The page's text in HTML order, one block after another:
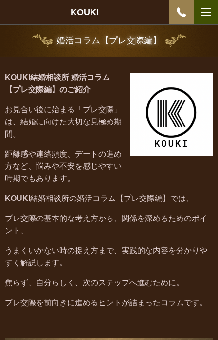
KOUKI
婚活コラム【プレ交際編】
KOUKI 結婚相談所 婚活コラム
【プレ交際編】のご紹介
お見合い後に始まる「プレ交際」
は、結婚に向けた大切な見極め期
間。
距離感や連絡頻度、デートの進め
方など、悩みや不安を感じやすい
時期でもあります。
KOUKI 結婚相談所の婚活コラム【プレ交際編】では、
プレ交際の基本的な考え方から、関係を深めるためのポイ
ント、
うまくいかない時の捉え方まで、実践的な内容を分かりや
すく解説します。
焦らず、自分らしく、次のステップへ進むために。
プレ交際を前向きに進めるヒントが詰まったコラムです。